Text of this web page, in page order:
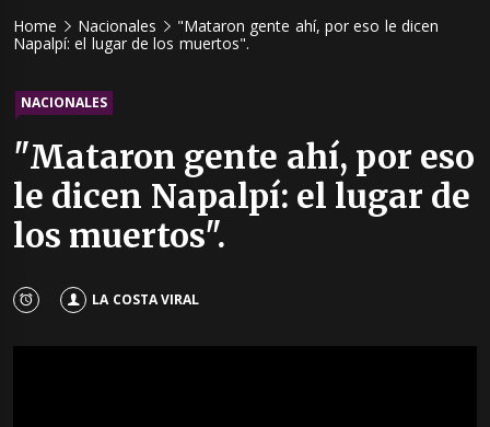
Home Nacionales
"Mataron gente ahí, por eso le dicen
Napalpí: el lugar de los muertos".
NACIONALES
"Mataron gente ahí, por eso
le dicen Napalpí: el lugar de
los muertos".
LA COSTA VIRAL